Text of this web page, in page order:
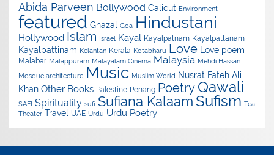
Abida Parveen Bollywood Calicut Environment
featured Ghazal Goa Hindustani
Hollywood Islam Israel Kayal Kayalpatnam Kayalpattanam
Kayalpattinam Kelantan Kerala Kotabharu Love Love poem
Malabar Malappuram Malayalam Cinema Malaysia Mehdi Hassan
Mosque architecture Music Muslim World Nusrat Fateh Ali
Khan Other Books Palestine Penang Poetry Qawali
SAFI Spirituality sufi Sufiana Kalaam Sufism Tea
Theater Travel UAE Urdu Urdu Poetry